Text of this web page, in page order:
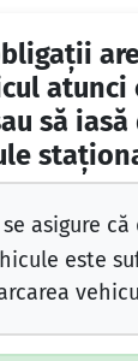
atunci
să
se asigure
este